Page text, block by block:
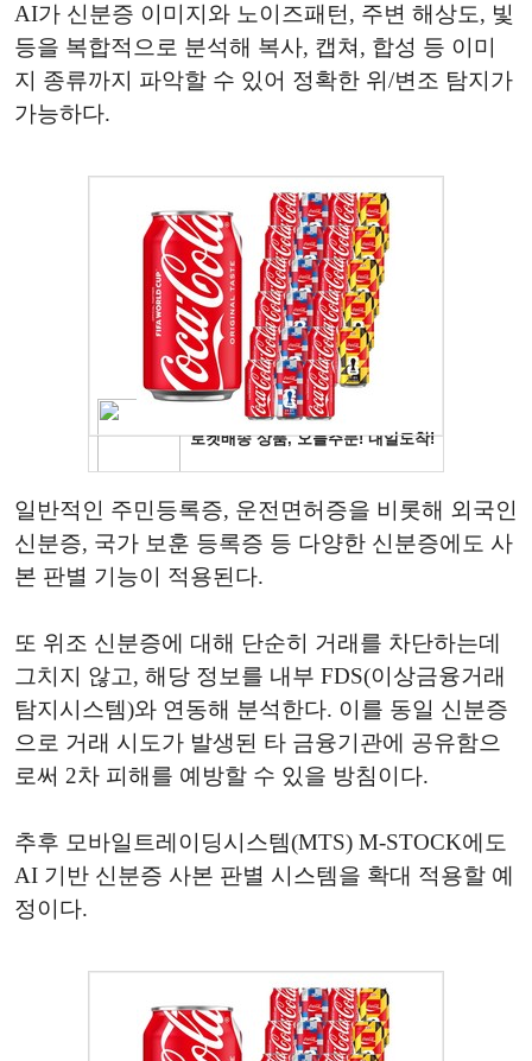
AI가 신분증 이미지와 노이즈패턴, 주변 해상도, 빛
등을 복합적으로 분석해 복사, 캡쳐, 합성 등 이미
지 종류까지 파악할 수 있어 정확한 위/변조 탐지가
가능하다.
일반적인 주민등록증, 운전면허증을 비롯해 외국인
신분증, 국가 보훈 등록증 등 다양한 신분증에도 사
본 판별 기능이 적용된다.
또 위조 신분증에 대해 단순히 거래를 차단하는데
그치지 않고, 해당 정보를 내부 FDS(이상금융거래
탐지시스템)와 연동해 분석한다. 이를 동일 신분증
으로 거래 시도가 발생된 타 금융기관에 공유함으
로써 2차 피해를 예방할 수 있을 방침이다.
추후 모바일트레이딩시스템(MTS) M-STOCK에도
AI 기반 신분증 사본 판별 시스템을 확대 적용할 예
정이다.